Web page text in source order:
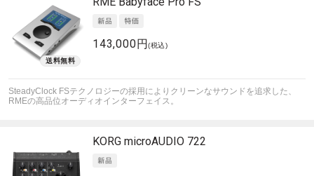
143,000円(税込)
SteadyClock FSテクノロジーの採用によりクリーンなサウンドを追求した、
RMEの高品位オーディオインターフェイス。
KORG microAUDIO 722